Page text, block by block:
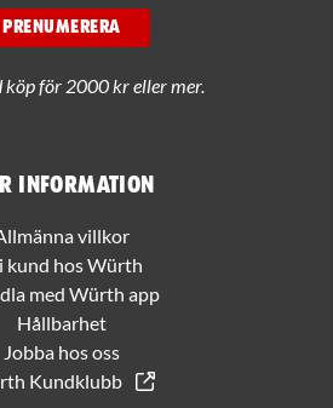
information
villkor
kund hos Würth
med Würth app
Hållbarhet
Jobba hos oss
Kundklubb
PRENUMERERA
köp för 2000 kr eller mer.